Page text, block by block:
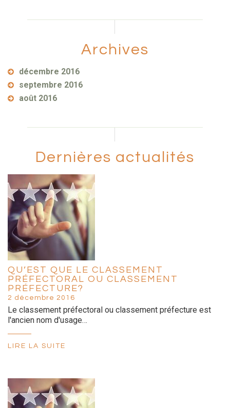
Archives
décembre 2016
septembre 2016
août 2016
Dernières actualités
QU’EST QUE LE CLASSEMENT
PRÉFECTORAL OU CLASSEMENT
PRÉFECTURE?
2 décembre 2016
Le classement préfectoral ou classement préfecture est
l'ancien nom d'usage…
LIRE LA SUITE